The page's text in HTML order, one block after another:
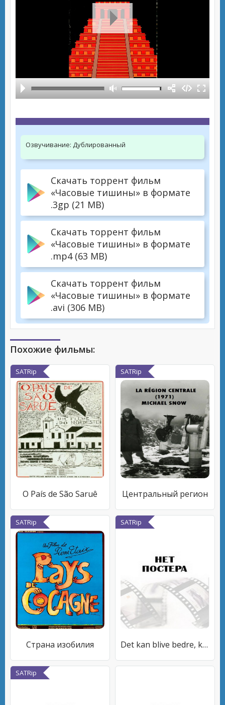
Озвучивание: Дублированный
Скачать торрент фильм
«Часовые тишины» в формате
.3gp (21 MB)
Скачать торрент фильм
«Часовые тишины» в формате
.mp4 (63 MB)
Скачать торрент фильм
«Часовые тишины» в формате
.avi (306 MB)
Похожие фильмы:
SATRip
O País de São Saruê
SATRip
Центральный регион
SATRip
Страна изобилия
SATRip
Det kan blive bedre, kammerat
SATRip